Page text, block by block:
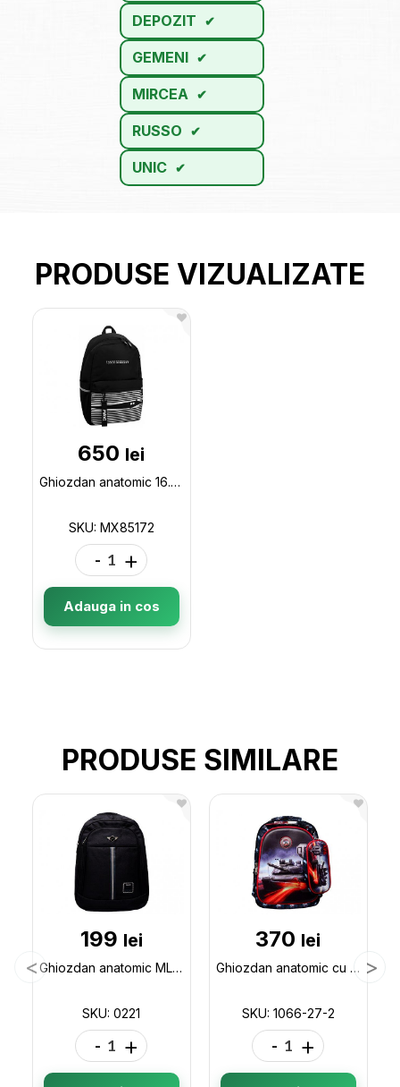
DEPOZIT
GEMENI
MIRCEA
RUSSO
UNIC
PRODUSE VIZUALIZATE
650 lei
Ghiozdan anatomic 16.5 Maxi, unisex MX85172
SKU: MX85172
- +
Adauga in cos
PRODUSE SIMILARE
199 lei
Ghiozdan anatomic ML26-3 0221
SKU: 0221
- +
370 lei
Ghiozdan anatomic cu desen 3D 1066-27-2
SKU: 1066-27-2
- +